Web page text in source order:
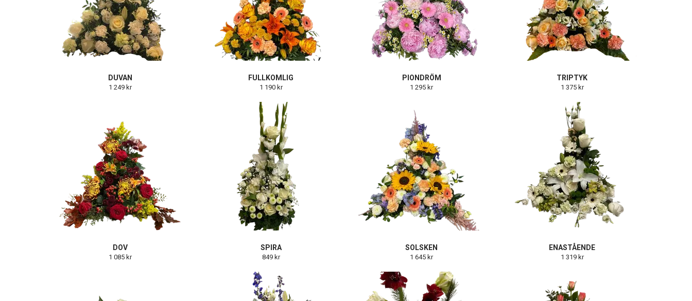
DUVAN
1 249 kr
FULLKOMLIG
1 190 kr
PIONDRÖM
1 295 kr
TRIPTYK
1 375 kr
DOV
1 085 kr
SPIRA
849 kr
SOLSKEN
1 645 kr
ENASTÅENDE
1 319 kr